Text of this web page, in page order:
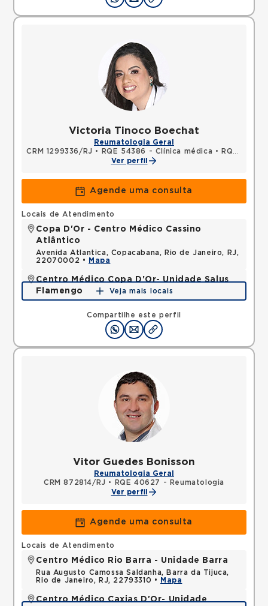
Victoria Tinoco Boechat
Reumatologia Geral
CRM 1299336/RJ • RQE 54386 - Clínica médica •
RQE 59599 - Reumatologia
Ver perfil
Agende uma consulta
Compartilhe este perfil
Locais de Atendimento
Copa D'Or - Centro Médico Cassino
Atlântico
Avenida Atlantica, Copacabana, Rio de Janeiro, RJ,
22070002 •
Mapa
Centro Médico Copa D'Or- Unidade Salus
Flamengo
Rua Dois de Dezembro, Flamengo, Rio de Janeiro,
RJ, 22220040 •
Mapa
Veja mais locais
Vitor Guedes Bonisson
Reumatologia Geral
CRM 872814/RJ •
RQE 40627 - Reumatologia
Ver perfil
Agende uma consulta
Locais de Atendimento
Centro Médico Rio Barra - Unidade Barra
Rua Augusto Camossa Saldanha, Barra da Tijuca,
Rio de Janeiro, RJ, 22793310 •
Mapa
Centro Médico Caxias D'Or- Unidade